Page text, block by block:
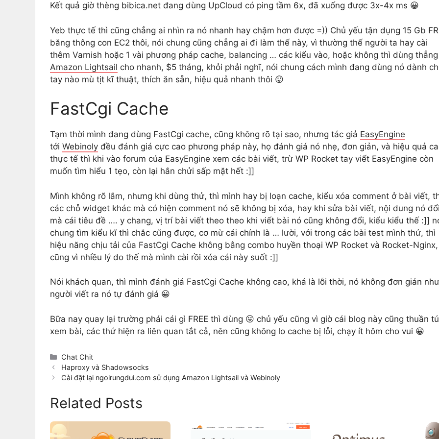
Kết quả giờ thèng bibica.net đang dùng UpCloud có ping tầm 6x, đã xuống được 3x-4x ms 😀
Yeb thực tế thì cũng chẳng ai nhìn ra nó nhanh hay chậm hơn được =)) Chủ yếu tận dụng 15 Gb
băng thông con EC2 thôi, nói chung cũng chẳng ai đi làm thế này, vì thường thế người ta hay cài
thêm Varnish hoặc 1 vài phương pháp cache, balancing … các kiểu vào, hoặc không thì dùng thẳng
Amazon Lightsail cho nhanh, $5 tháng, khỏi phải nghĩ, nói chung cách mình đang dùng nó dành
tay nào mù tịt kĩ thuật, thích ăn sẵn, hiệu quả nhanh thôi 😛
FastCgi Cache
Tạm thời mình đang dùng FastCgi cache, cũng không rõ tại sao, nhưng tác giả EasyEngine
tới Webinoly đều đánh giá cực cao phương pháp này, họ đánh giá nó nhẹ, đơn giản, và hiệu quả
thực tế thì khi vào forum của EasyEngine xem các bài viết, trừ WP Rocket tay viết EasyEngine còn
muốn tìm hiểu 1 tẹo, còn lại hắn chửi sấp mặt hết :]]
Mình không rõ lắm, nhưng khi dùng thử, thì mình hay bị loạn cache, kiểu xóa comment ở bài viết,
các chỗ widget khác mà có hiện comment nó sẽ không bị xóa, hay khi sửa bài viết, nội dung nó đổi
mà cái tiêu đề …. y chang, vị trí bài viết theo theo khi viết bài nó cũng không đổi, kiểu kiểu thế :]]
chung tìm kiểu kĩ thì chắc cũng được, cơ mừ cái chính là … lười, với trong các bài test mình thử, thì
hiệu năng chịu tải của FastCgi Cache không bằng combo huyền thoại WP Rocket và Rocket-Nginx,
cũng vì nhiều lý do thế mà mình cài rồi xóa cái này suốt :]]
Nói khách quan, thì mình đánh giá FastCgi Cache không cao, khá là lỗi thời, nó không đơn giản như
người viết ra nó tự đánh giá 😀
Bữa nay quay lại trường phái cái gì FREE thì dùng 😛 chủ yếu cũng vì giờ cái blog này cũng thuần
xem bài, các thứ hiện ra liên quan tắt cả, nên cũng không lo cache bị lỗi, chạy ít hôm cho vui 😀
Categories
Chat Chit
Haproxy và Shadowsocks
Cài đặt lại ngoirungdui.com sử dụng Amazon Lightsail và Webinoly
Related Posts